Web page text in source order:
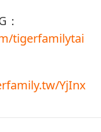
tigerfamilytai
YjInx